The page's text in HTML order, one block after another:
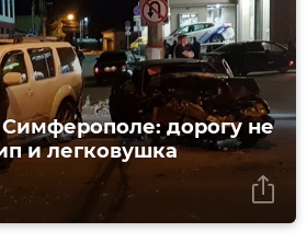
дорогу не
и легковушка